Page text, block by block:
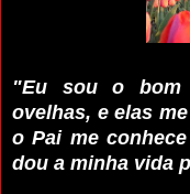
"Eu sou o bom
ovelhas, e elas
o Pai me
dou a minha vida